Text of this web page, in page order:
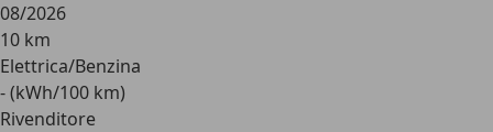
08/2026
10 km
Elettrica/Benzina
- (kWh/100 km)
Rivenditore